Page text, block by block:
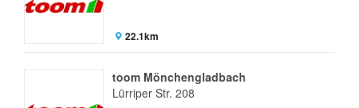
22.1km
toom Mönchengladbach
Lürriper Str. 208